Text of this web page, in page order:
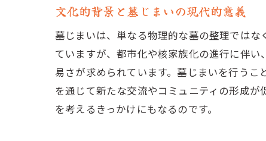
文化的背景と墓じまいの現代的意義
墓じまいは、単なる物理的な墓の整理では
ていますが、都市化や核家族化の進行に伴
易さが求められています。墓じまいを行う
を通じて新たな交流やコミュニティの形成
を考えるきっかけにもなるのです。